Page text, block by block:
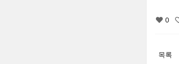
0
목록